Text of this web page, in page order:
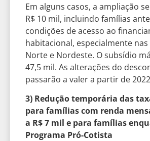
Em alguns casos, a ampliação
R$ 10 mil, incluindo famílias
condições de acesso ao
habitacional, especialmente nas
Norte e Nordeste. O subsídio
47,5 mil. As alterações do
passarão a valer a partir de
3) Redução temporária das
para famílias com renda
a R$ 7 mil e para famílias
Programa Pró-Cotista